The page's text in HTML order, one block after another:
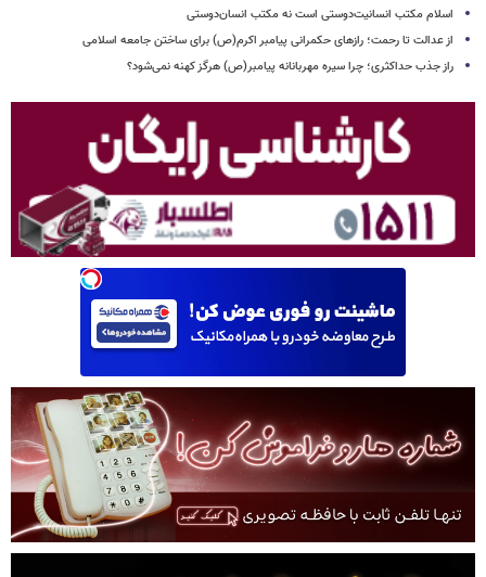
اسلام مکتب انسانیت‌دوستی است نه مکتب انسان‌دوستی
از عدالت تا رحمت؛ رازهای حکمرانی پیامبر اکرم(ص) برای ساختن جامعه اسلامی
راز جذب حداکثری؛ چرا سیره مهربانانه پیامبر(ص) هرگز کهنه نمی‌شود؟